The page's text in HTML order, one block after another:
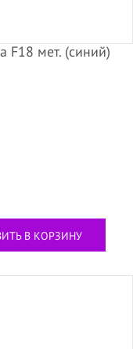
мет. (синий)
В КОРЗИНУ